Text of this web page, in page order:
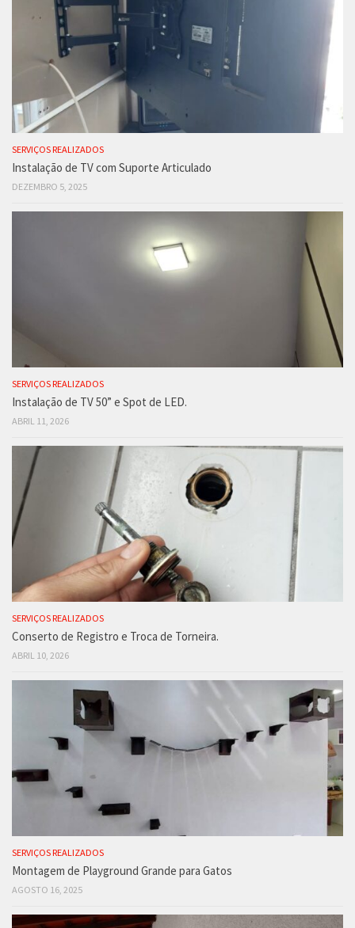
SERVIÇOS REALIZADOS
Instalação de TV com Suporte Articulado
DEZEMBRO 5, 2025
SERVIÇOS REALIZADOS
Instalação de TV 50” e Spot de LED.
ABRIL 11, 2026
SERVIÇOS REALIZADOS
Conserto de Registro e Troca de Torneira.
ABRIL 10, 2026
SERVIÇOS REALIZADOS
Montagem de Playground Grande para Gatos
AGOSTO 16, 2025